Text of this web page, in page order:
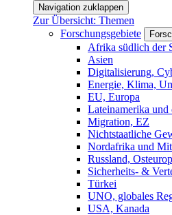
Navigation zuklappen
Zur Übersicht: Themen
Forschungsgebiete
Afrika südlich der
Asien
Digitalisierung,
Energie, Klima,
EU, Europa
Lateinamerika
Migration, EZ
Nichtstaatliche
Nordafrika und
Russland,
Sicherheits- &
Türkei
UNO, globales
USA, Kanada